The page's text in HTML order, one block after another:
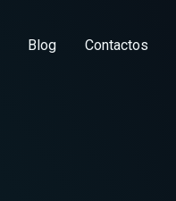
Blog Contactos